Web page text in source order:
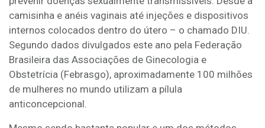
camisinha e anéis vaginais até injeções e dispositivos
internos colocados dentro do útero – o chamado DIU.
Segundo dados divulgados este ano pela Federação
Brasileira das Associações de Ginecologia e
Obstetrícia (Febrasgo), aproximadamente 100 milhões
de mulheres no mundo utilizam a pílula
anticoncepcional.